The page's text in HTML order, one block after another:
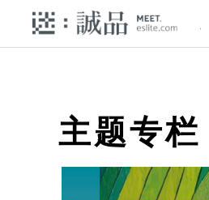
主题专栏